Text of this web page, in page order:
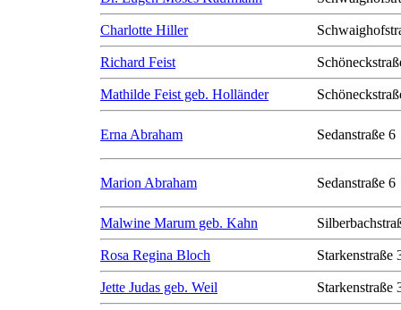
Charlotte Hiller
Richard Feist
Mathilde Feist geb. Holländer
Erna Abraham Sedanstraße 6
Marion Abraham Sedanstraße 6
Malwine Marum geb. Kahn
Rosa Regina Bloch Starkenstraße
Jette Judas geb. Weil Starkenstraße